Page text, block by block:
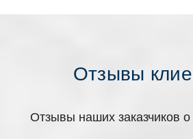
Отзывы
Отзывы наших заказчиков